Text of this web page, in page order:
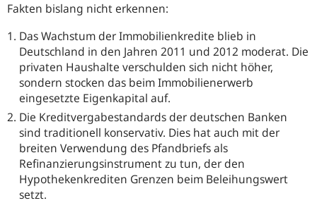
Fakten bislang nicht erkennen:
Das Wachstum der Immobilienkredite blieb in
Deutschland in den Jahren 2011 und 2012 moderat. Die
privaten Haushalte verschulden sich nicht höher,
sondern stocken das beim Immobilienerwerb
eingesetzte Eigenkapital auf.
Die Kreditvergabestandards der deutschen Banken
sind traditionell konservativ. Dies hat auch mit der
breiten Verwendung des Pfandbriefs als
Refinanzierungsinstrument zu tun, der den
Hypothekenkrediten Grenzen beim Beleihungswert
setzt.